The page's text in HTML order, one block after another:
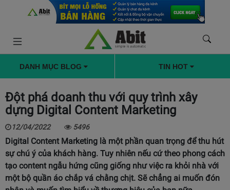
DANH MỤC BLOG TIN HOT
Đột phá doanh thu với quy trình xây
dựng Digital Content Marketing
12/04/2022 5496
Digital Content Marketing là một phần quan trọng để thu hút
sự chú ý của khách hàng. Tuy nhiên nếu cứ theo phong cách
tạo content ngẫu hứng cũng giống như việc ra khỏi nhà với
một bộ quần áo chắp vá chằng chịt. Sẽ chẳng ai muốn đón